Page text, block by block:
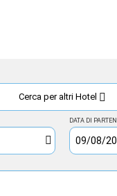
Cerca per altri Hotel
DATA DI